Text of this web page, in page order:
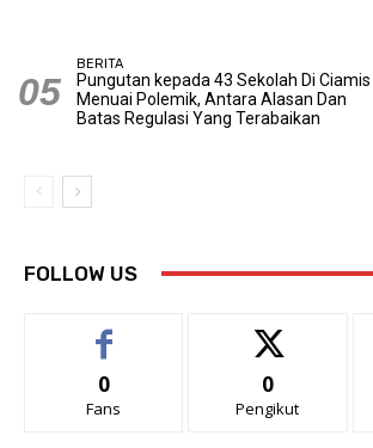
BERITA
Pungutan kepada 43 Sekolah Di Ciamis
Menuai Polemik, Antara Alasan Dan
Batas Regulasi Yang Terabaikan
FOLLOW US
0
Fans
0
Pengikut